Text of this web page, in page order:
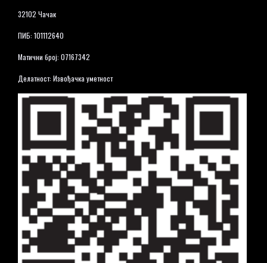
32102 Чачак
ПИБ: 101112640
Матични број: 07167342
Делатност: Извођачка уметност